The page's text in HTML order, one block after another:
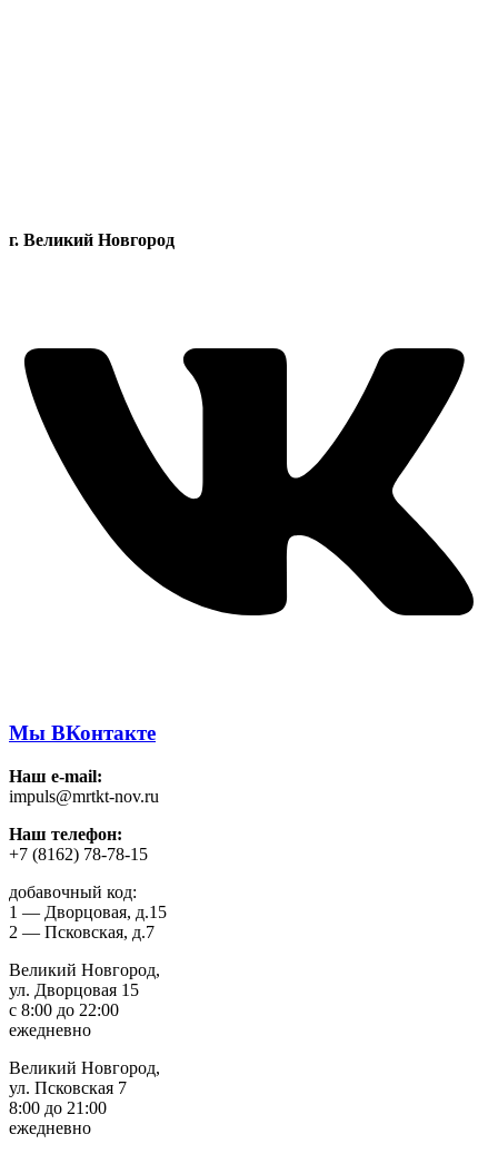
г. Великий Новгород
Мы ВКонтакте
Наш e-mail:
impuls@mrtkt-nov.ru
Наш телефон:
+7 (8162) 78-78-15
добавочный код:
1 — Дворцовая, д.15
2 — Псковская, д.7
Великий Новгород,
ул. Дворцовая 15
с 8:00 до 22:00
ежедневно
Великий Новгород,
ул. Псковская 7
8:00 до 21:00
ежедневно